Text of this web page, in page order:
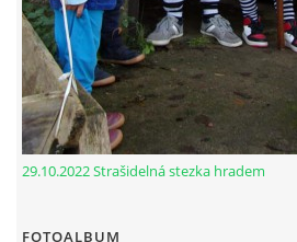
29.10.2022 Strašidelná stezka hradem
FOTOALBUM